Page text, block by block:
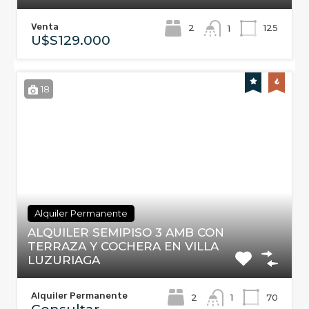
Venta
U$S129.000
2 1 125
18
Alquiler Permanente
ALQUILER SEMIPISO 3 AMB CON
TERRAZA Y COCHERA EN VILLA
LUZURIAGA
Alquiler Permanente 2 1 70